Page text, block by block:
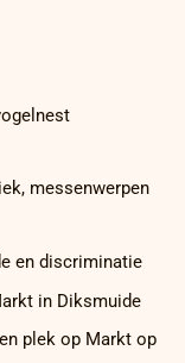
messenwerpen
en discriminatie
in Diksmuide
plek op Markt op